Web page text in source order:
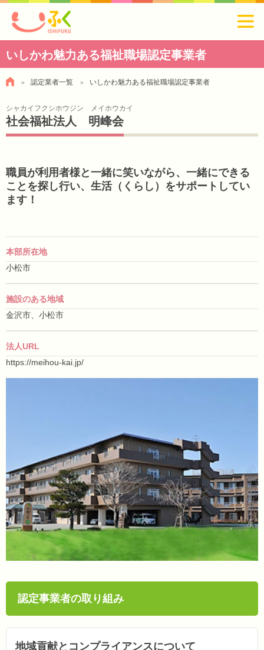
いしかわ魅力ある福祉職場認定事業者
認定業者一覧 いしかわ魅力ある福祉職場認定事業者
シャカイフクシホウジン メイホウカイ
社会福祉法人 明峰会
職員が利用者様と一緒に笑いながら、一緒にできる
ことを探し行い、生活（くらし）をサポートしてい
ます！
本部所在地
小松市
施設のある地域
金沢市、小松市
法人URL
https://meihou-kai.jp/
認定事業者の取り組み
地域貢献とコンプライアンスについて